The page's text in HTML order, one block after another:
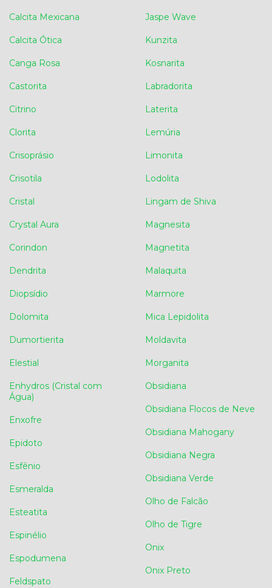
Calcita Mexicana
Calcita Ótica
Canga Rosa
Castorita
Citrino
Clorita
Crisoprásio
Crisotila
Cristal
Crystal Aura
Corindon
Dendrita
Diopsídio
Dolomita
Dumortierita
Elestial
Enhydros (Cristal com
Água)
Enxofre
Epidoto
Esfênio
Esmeralda
Esteatita
Espinélio
Espodumena
Feldspato
Jaspe Wave
Kunzita
Kosnarita
Labradorita
Laterita
Lemúria
Limonita
Lodolita
Lingam de Shiva
Magnesita
Magnetita
Malaquita
Marmore
Mica Lepidolita
Moldavita
Morganita
Obsidiana
Obsidiana Flocos de Neve
Obsidiana Mahogany
Obsidiana Negra
Obsidiana Verde
Olho de Falcão
Olho de Tigre
Onix
Onix Preto